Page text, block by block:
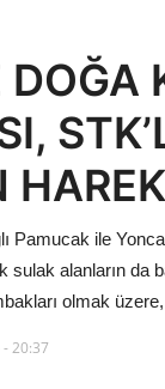
DOĞA
Pamucak ile
alanların da
olmak
20:37